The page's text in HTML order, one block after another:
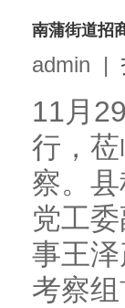
南蒲街道招
admin |
11月
行，
察。
党工
事王
考察